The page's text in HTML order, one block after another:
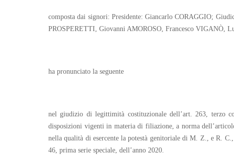
composta dai signori: Presidente: Giancarlo CORAGGIO;
PROSPERETTI, Giovanni AMOROSO, Francesco VIGANÒ,
ha pronunciato la seguente
nel giudizio di legittimità costituzionale dell’art. 263, terzo
disposizioni vigenti in materia di filiazione, a norma
nella qualità di esercente la potestà genitoriale di M. Z., e R.
46, prima serie speciale, dell’anno 2020.